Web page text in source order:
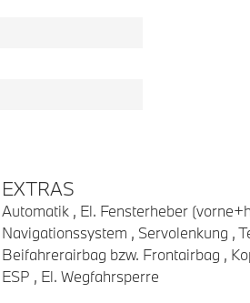
EXTRAS
Automatik , El. Fensterheber
Navigationssystem , Servolenkung ,
Beifahrerairbag bzw. Frontairbag ,
ESP , El. Wegfahrsperre